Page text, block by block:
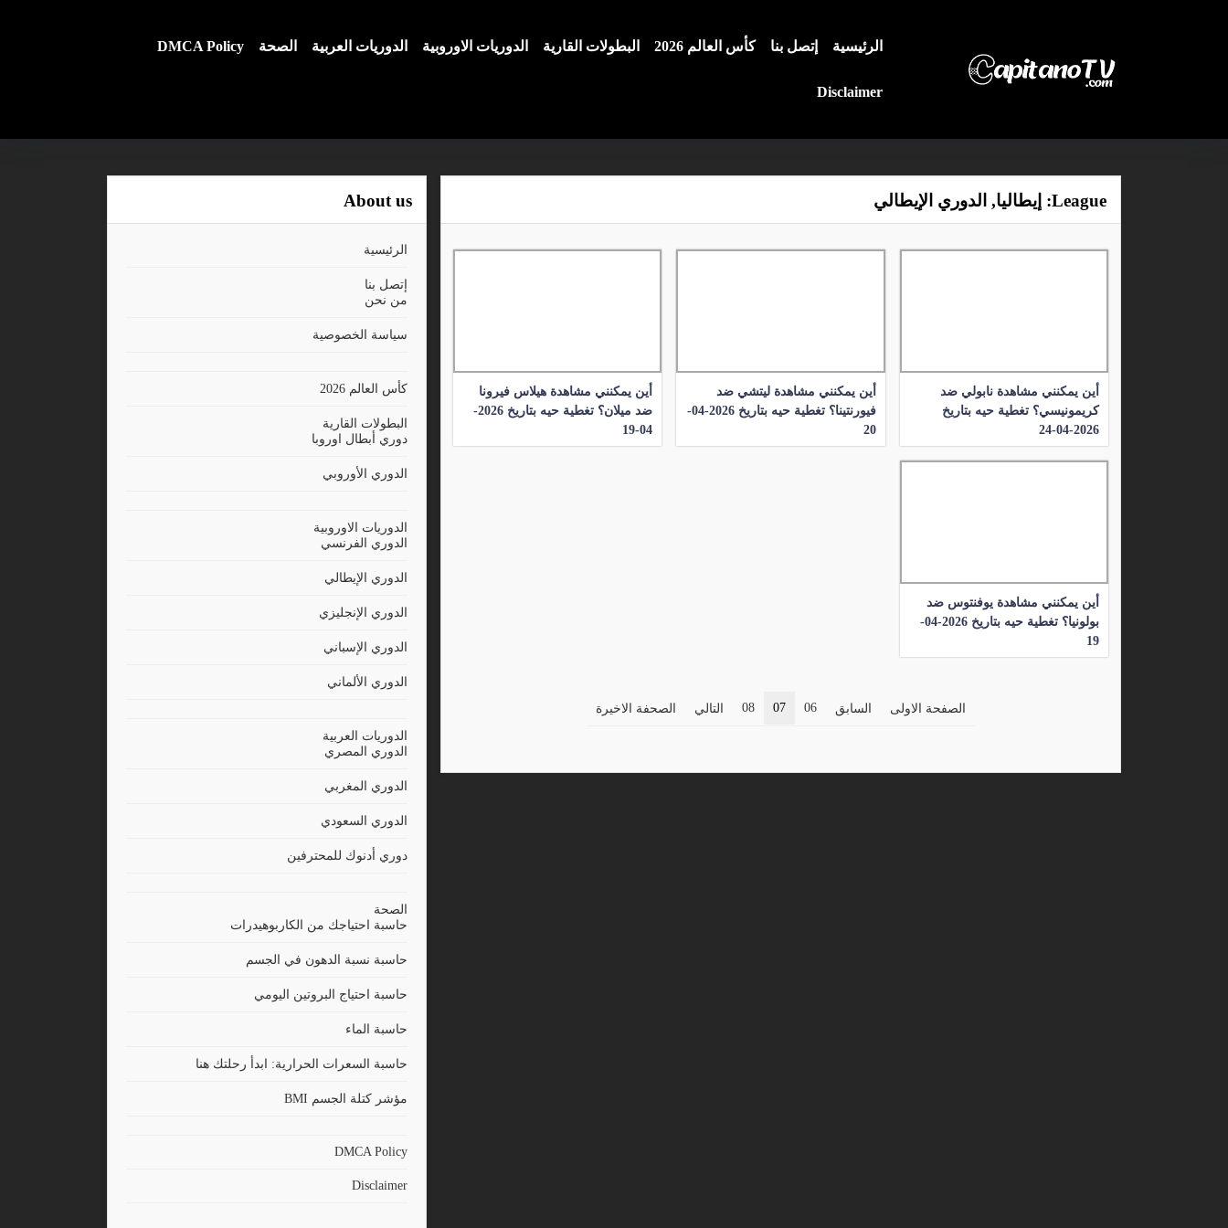
الرئيسية إتصل بنا كأس العالم 2026 البطولات القارية الدوريات الاوروبية الدوريات العربية الصحة DMCA Policy
Disclaimer
League: إيطاليا, الدوري الإيطالي
أين يمكنني مشاهدة نابولي ضد
كريمونيسي؟ تغطية حيه بتاريخ
2026-04-24
أين يمكنني مشاهدة ليتشي ضد
فيورنتينا؟ تغطية حيه بتاريخ 2026-04-
20
أين يمكنني مشاهدة هيلاس فيرونا
ضد ميلان؟ تغطية حيه بتاريخ 2026-
04-19
أين يمكنني مشاهدة يوفنتوس ضد
بولونيا؟ تغطية حيه بتاريخ 2026-04-
19
الصفحة الاولى السابق 06
07
08 التالي الصحفة الاخيرة
About us
الرئيسية
إتصل بنا
من نحن
سياسة الخصوصية
كأس العالم 2026
البطولات القارية
دوري أبطال اوروبا
الدوري الأوروبي
الدوريات الاوروبية
الدوري الفرنسي
الدوري الإيطالي
الدوري الإنجليزي
الدوري الإسباني
الدوري الألماني
الدوريات العربية
الدوري المصري
الدوري المغربي
الدوري السعودي
دوري أدنوك للمحترفين
الصحة
حاسبة احتياجك من الكاربوهيدرات
حاسبة نسبة الدهون في الجسم
حاسبة احتياج البروتين اليومي
حاسبة الماء
حاسبة السعرات الحرارية: ابدأ رحلتك هنا
مؤشر كتلة الجسم BMI
DMCA Policy
Disclaimer